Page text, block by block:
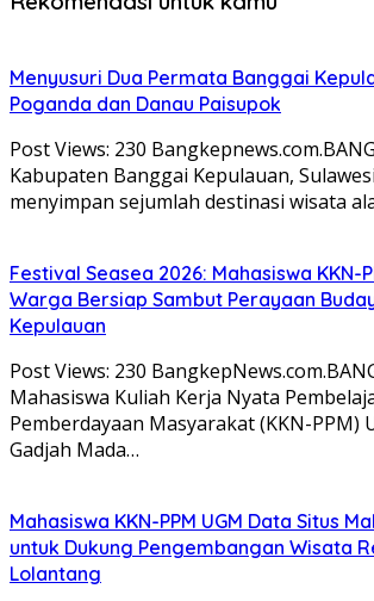
Menyusuri Dua Permata Banggai
Poganda dan Danau Paisupok
Post Views: 230
Kabupaten Banggai Kepulauan,
menyimpan sejumlah destinasi wisata
Festival Seasea 2026: Mahasiswa KKN-
Warga Bersiap Sambut Perayaan
Kepulauan
Post Views: 230
Mahasiswa Kuliah Kerja Nyata
Pemberdayaan Masyarakat (KKN-PPM)
Gadjah Mada…
Mahasiswa KKN-PPM UGM Data Situs
untuk Dukung Pengembangan Wisata
Lolantang